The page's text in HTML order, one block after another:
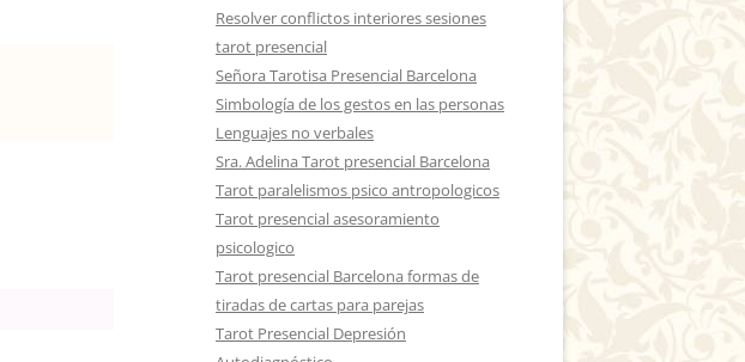
Resolver conflictos interiores sesiones
tarot presencial
Señora Tarotisa Presencial Barcelona
Simbología de los gestos en las personas
Lenguajes no verbales
Sra. Adelina Tarot presencial Barcelona
Tarot paralelismos psico antropologicos
Tarot presencial asesoramiento
psicologico
Tarot presencial Barcelona formas de
tiradas de cartas para parejas
Tarot Presencial Depresión